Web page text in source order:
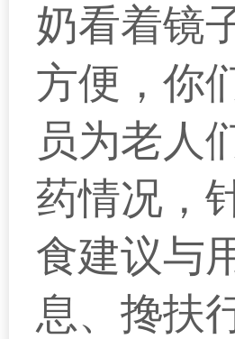
奶看着镜
方便，你
员为老人
药情况，
食建议与
息、搀扶